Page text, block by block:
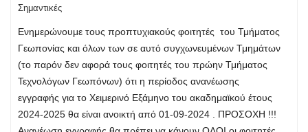
Σημαντικές
Ενημερώνουμε τους προπτυχιακούς φοιτητές του Τμήματος
Γεωπονίας και όλων των σε αυτό συγχωνευμένων Τμημάτων
(το παρόν δεν αφορά τους φοιτητές του πρώην Τμήματος
Τεχνολόγων Γεωπόνων) ότι η περίοδος ανανέωσης
εγγραφής για το Χειμερινό Εξάμηνο του ακαδημαϊκού έτους
2024-2025 θα είναι ανοικτή από 01-09-2024 . ΠΡΟΣΟΧΗ !!!